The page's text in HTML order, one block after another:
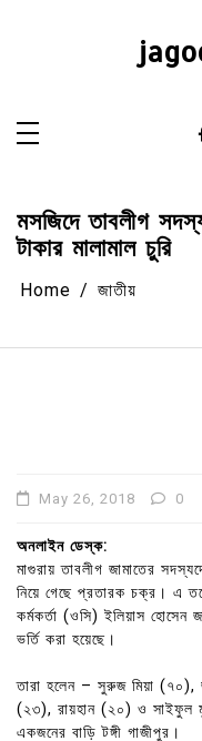
মসজিদে তাবলীগ
টাকার মালামাল চুরি
Home জাতীয়
May 26, 2018 0
অনলাইন ডেস্ক:
মাগুরায় তাবলীগ জামাতের
নিয়ে গেছে প্রতারক চক্র। এ
কর্মকর্তা (ওসি) ইলিয়াস হোসেন
ভর্তি করা হয়েছে।
তারা হলেন – সুরুজ মিয়া (৭০),
(২৩), রায়হান (২০) ও সাইফুল
একজনের বাড়ি টঙ্গী গাজীপুর।